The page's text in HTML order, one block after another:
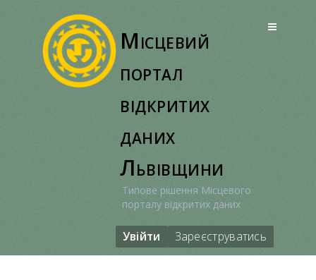
Місцевий
портал
відкритих
даних
Львівщини
Типове рішення Місцевого
порталу відкритих даних
Увійти Зареєструватись